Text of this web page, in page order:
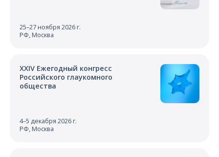
25–27 ноября 2026 г.
РФ, Москва
XXIV Ежегодный конгресс
Российского глаукомного
общества
4–5 декабря 2026 г.
РФ, Москва